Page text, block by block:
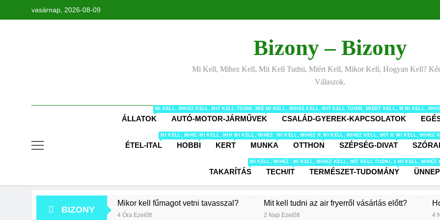
vasárnap, 2026-08-09
Bizony – Bizony
Mi Kell, Mihez Kell, Mit Kell Tudni, Miért Kell, Mikor Kell, Hogyan Kell?
Válaszok.
ÁLLATOK
MI KELL, MIHEZ KELL, MIT KELL TUDNI, MIÉRT KELL, MIKOR KELL, HOGYAN KELL? KÉRDÉSEK ÉS VÁLASZOK
AUTÓ-MOTOR-JÁRMŰVEK
MI KELL, MIHEZ KELL, MIT KELL TUDNI, MIÉRT KELL, MIKOR KELL,
CSALÁD-GYEREK-KAPCSOLATOK
MI KELL,
ÉTEL-ITAL
MI KELL, MIHEZ KELL, MIT KELL TUDNI, MIÉRT KELL, MIKOR KELL, HOGYAN KELL? KÉRDÉSEK ÉS VÁLASZOK
HOBBI
MI KELL, MIHEZ KELL, MIT KELL TUDNI, MIÉRT KELL, MIKOR KELL, HOGYAN KELL? KÉRDÉSEK
KERT
MI KELL, MIHEZ KELL, MIT KELL TUDNI, MIÉRT KELL, MIKOR KELL, HOGYAN
MUNKA
MI KELL, MIHEZ KELL, MIT KELL TUDNI, MIÉRT KELL, MIKOR
OTTHON
MI KELL, MIHEZ KELL, MIT KELL TUDNI,
SZÉPSÉG-DIVAT
MI KELL, MIHEZ
TAKARÍTÁS
MI KELL, MIHEZ KELL, MIT KELL TUDNI, MIÉRT KELL, MIKOR KELL, HOGYAN
TECH/IT
MI KELL, MIHEZ KELL, MIT KELL TUDNI, MIÉRT KELL,
TERMÉSZET-TUDOMÁNY
MI KELL, MIHEZ
BIZONY
Mikor kell fűmagot vetni tavasszal?
4 Óra Ezelőtt
Mit kell tudni az air fryerről vásárlás előtt?
2 Nap Ezelőtt 4